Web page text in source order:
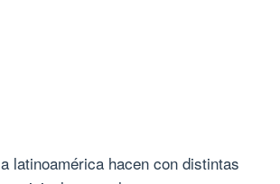
latinoamérica hacen con distintas